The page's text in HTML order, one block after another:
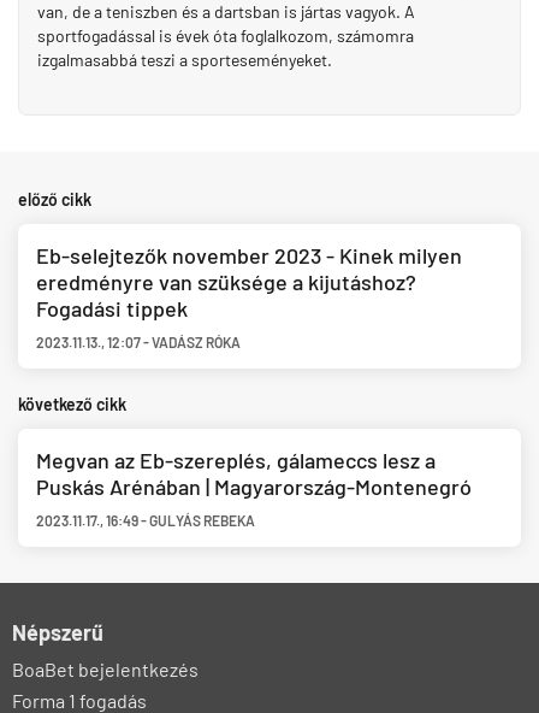
van, de a teniszben és a dartsban is jártas vagyok. A
sportfogadással is évek óta foglalkozom, számomra
izgalmasabbá teszi a sporteseményeket.
előző cikk
Eb-selejtezők november 2023 - Kinek milyen
eredményre van szüksége a kijutáshoz?
Fogadási tippek
2023.11.13.,12:07-VADÁSZ RÓKA
következő cikk
Megvan az Eb-szereplés, gálameccs lesz a
Puskás Arénában | Magyarország-Montenegró
2023.11.17.,16:49-GULYÁS REBEKA
Népszerű
BoaBet bejelentkezés
Forma 1 fogadás